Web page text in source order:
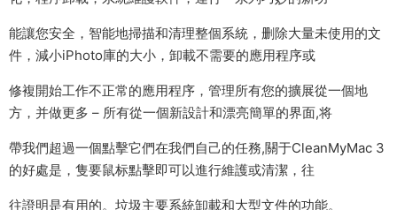
能讓您安全，智能地掃描和清理整個系統，删除大量未使用的文
件，減小iPhoto庫的大小，卸載不需要的應用程序或
修複開始工作不正常的應用程序，管理所有您的擴展從一個地
方，并做更多 – 所有從一個新設計和漂亮簡單的界面,将
帶我們超過一個點擊它們在我們自己的任務,關于CleanMyMac 3
的好處是，隻要鼠标點擊即可以進行維護或清潔，往
往證明是有用的。垃圾主要系統卸載和大型文件的功能。